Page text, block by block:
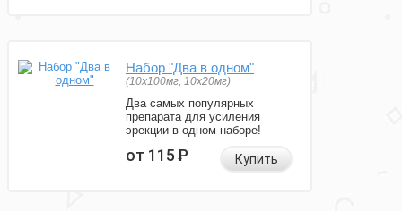
Набор "Два в одном"
(10x100мг, 10x20мг)
Два самых популярных
препарата для усиления
эрекции в одном наборе!
от 115Р Купить